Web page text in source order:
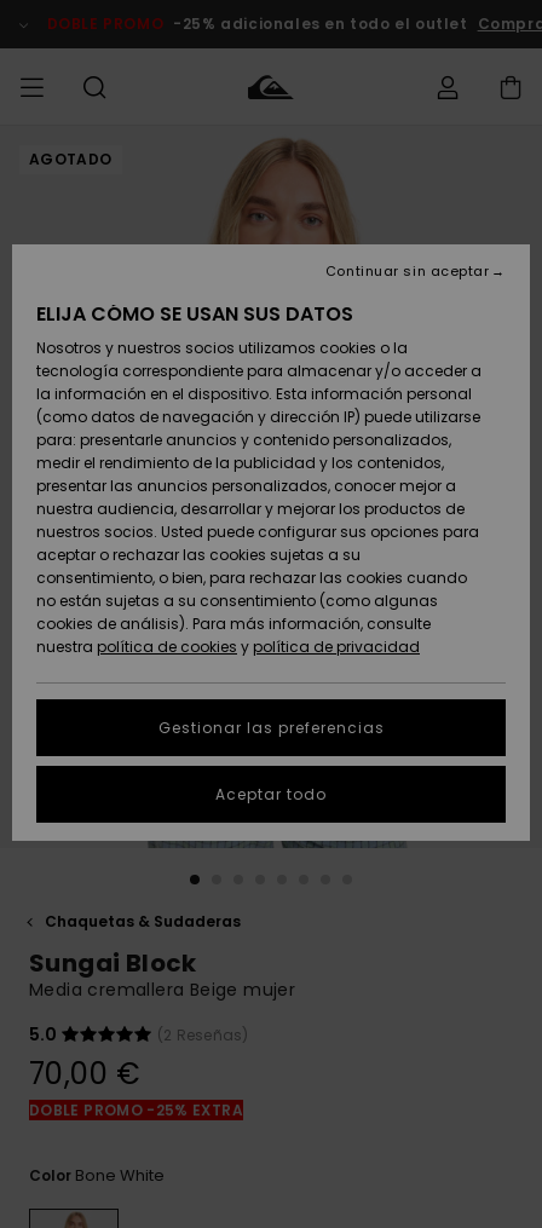
del
DOBLE PROMO -25% adicionales en todo el outlet
HOMBRE Ropa
Zapatos y
chanclas
Surf
Snow
Novedades
Destacados
Ropa
Zapatos y
chanclas
Surf
Snow
Novedades
Destacados
Shop
Destacados
Snow
SURF
Surf Shop
Hombre
Highlights
Comunidad
SNOW
Tienda
Snow
Hombre
Snow Niños
Tienda
Snow Mujer
Destacados
Comunidad
DOBLE
PROMO
Outlet
Hombre
Outlet
Mujer
AYUDA &
CONTACTO
Accede a tu
pedido
Envio
Devoluciones
Pago
Tarjeta de
regalo
Quiksilver
Freedom
Protección de
datos
personales
Inicia una
conversación
la respuesta
Encuentra
respuestas a
las preguntas
accede a
SOSTENIBILIDAD
AGOTADO
Chaquetas & Sudaderas
Sungai Block
Media cremallera Beige mujer
5.0
(2 Reseñas)
70,00 €
DOBLE PROMO -25% EXTRA
Color Bone White
ELIJA CÓMO SE USAN SUS DATOS
Nosotros y nuestros socios utilizamos cookies o la
tecnología correspondiente para almacenar y/o acceder a
la información en el dispositivo. Esta información personal
(como datos de navegación y dirección IP) puede utilizarse
para: presentarle anuncios y contenido personalizados,
medir el rendimiento de la publicidad y los contenidos,
presentar las anuncios personalizados, conocer mejor a
nuestra audiencia, desarrollar y mejorar los productos de
nuestros socios. Usted puede configurar sus opciones para
aceptar o rechazar las cookies sujetas a su
consentimiento, o bien, para rechazar las cookies cuando
no están sujetas a su consentimiento (como algunas
cookies de análisis). Para más información, consulte
nuestra política de cookies y política de privacidad
Gestionar las preferencias
Continuar sin aceptar
Aceptar todo